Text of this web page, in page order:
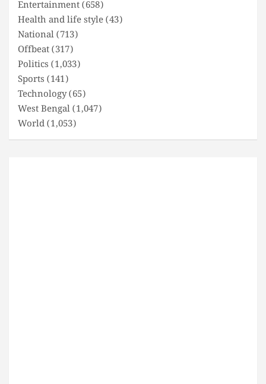
Entertainment(658)
Health and life style(43)
National(713)
Offbeat(317)
Politics (1,033)
Sports (141)
Technology(65)
West Bengal(1,047)
World(1,053)